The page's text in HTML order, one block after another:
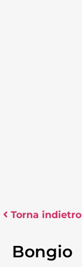
Torna indietro
Bongio